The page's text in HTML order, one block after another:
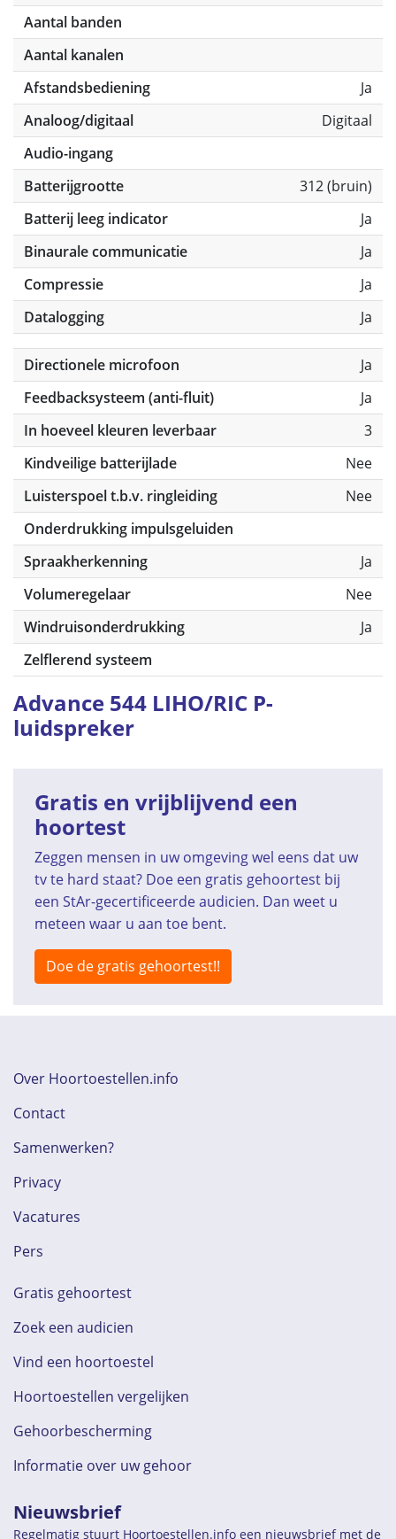
Aantal banden
Aantal kanalen
Afstandsbediening
Ja
Analoog/digitaal
Digitaal
Audio-ingang
Batterijgrootte
312 (bruin)
Batterij leeg indicator
Ja
Binaurale communicatie
Ja
Compressie
Ja
Datalogging
Ja
Directionele microfoon
Ja
Feedbacksysteem (anti-fluit)
Ja
In hoeveel kleuren leverbaar
3
Kindveilige batterijlade
Nee
Luisterspoel t.b.v. ringleiding
Nee
Onderdrukking impulsgeluiden
Spraakherkenning
Ja
Volumeregelaar
Nee
Windruisonderdrukking
Ja
Zelflerend systeem
Advance 544 LIHO/RIC P-
luidspreker
Gratis en vrijblijvend een
hoortest
Zeggen mensen in uw omgeving wel eens dat uw
tv te hard staat? Doe een gratis gehoortest bij
een StAr-gecertificeerde audicien. Dan weet u
meteen waar u aan toe bent.
Doe de gratis gehoortest!!
Over Hoortoestellen.info
Contact
Samenwerken?
Privacy
Vacatures
Pers
Gratis gehoortest
Zoek een audicien
Vind een hoortoestel
Hoortoestellen vergelijken
Gehoorbescherming
Informatie over uw gehoor
Nieuwsbrief
Regelmatig stuurt Hoortoestellen.info een nieuwsbrief met de